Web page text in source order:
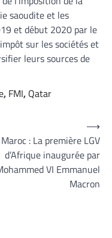
saoudite et les
et début 2020 par le
sur les sociétés et
leurs sources de
, FMI, Qatar
Maroc : La première LGV
d’Afrique inaugurée par
VI Emmanuel
Macron
⟶